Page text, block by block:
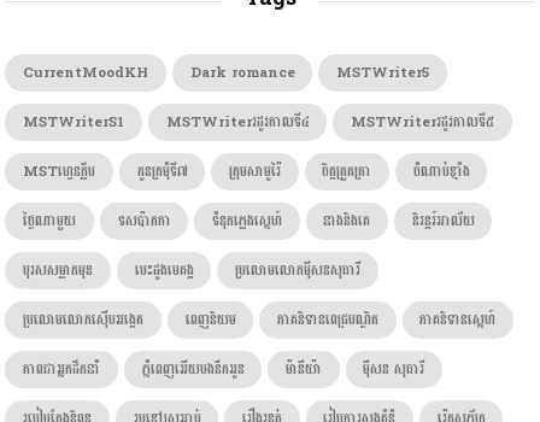
CurrentMoodKH Dark romance
MSTWriter5
MSTWriterS1
MSTWriterរដូវកាលទី៤
MSTWriterរដូវកាលទី៥
MSTហ្វេនក្លឹប
កូនក្រមុំទី៧ ក្រុមសាមូរ៉ៃ ចិត្តត្រួតត្រា
ចំណាប់ខ្មាំង
ថ្ងៃណាមួយ
ទសប៉ាកកា ទំនុកភ្លេងស្នេហ៍ នាងនិងគេ
និរន្តរ៍អាល័យ
បុរសសម្លាកមុខ
បេះដូងមេគង្គ
ប្រលោមលោកម៉ីសនសុធារី
ប្រលោមលោកស៊ើបអង្កេត
ពេញនិយម ភាគនិទានពេជ្របណ្ឌិត
ភាគនិទានស្នេហ៍
ភាពជាអ្នកដឹកនាំ
ភ្នំពេញអើយបងនឹកអូន ម៉ានីយ៉ា
ម៉ីសន សុធារី